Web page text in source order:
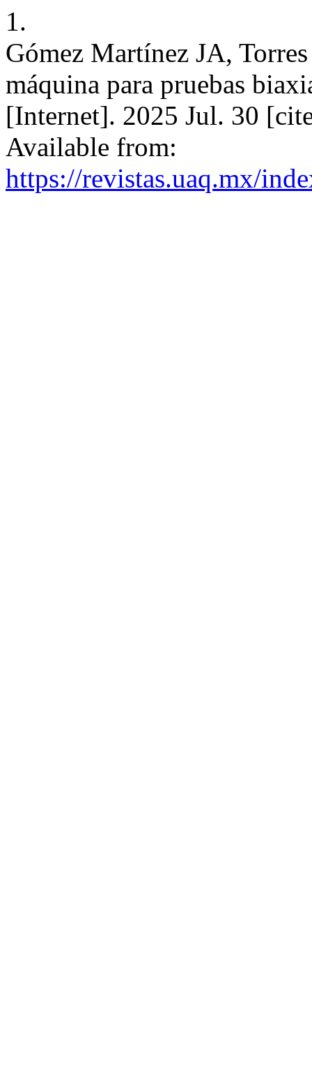
1.
Gómez Martínez JA,
máquina para pruebas
[Internet]. 2025 Jul. 30
Available from:
https://revistas.uaq.mx/